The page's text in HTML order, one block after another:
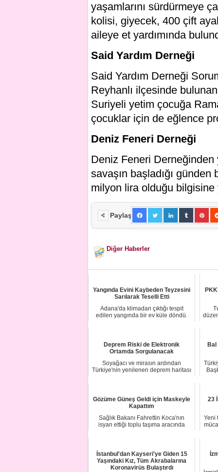
yaşamlarını sürdürmeye
kolisi, giyecek, 400 çift
aileye et yardımında
Said Yardım Derneği
Said Yardım Derneği
Reyhanlı ilçesinde
Suriyeli yetim çocuğa
çocuklar için de eğlence
Deniz Feneri Derneği
Deniz Feneri Derneğinden
savaşın başladığı günden
milyon lira olduğu bilgisine
Paylaş
Diğer Haberler
Yangında Evini Kaybeden Teyzesini
Sarılarak Teselli Etti
Adana'da klimadan çıktığı tespit
edilen yangında bir ev küle döndü.
Deprem Riski de Elektronik
Ortamda Sorgulanacak
Soyağacı ve mirasın ardından
Türkiye'nin yenilenen deprem haritası
Gözüme Güneş Geldi için Maskeyle
Kapattım
Sağlık Bakanı Fahrettin Koca'nın
isyan ettiği toplu taşıma aracında
23
Yeni
İstanbul'dan Kayseri'ye Giden 15
Yaşındaki Kız, Tüm Akrabalarına
Koronavirüs Bulaştırdı